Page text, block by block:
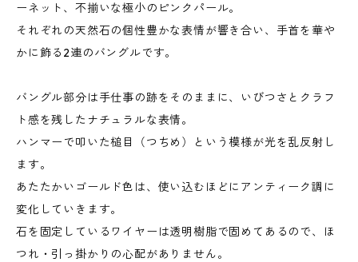
ーネット、不揃いな極小のピンクパール。
それぞれの天然石の個性豊かな表情が響き合い、手首を華や
かに飾る2連のバングルです。
バングル部分は手仕事の跡をそのままに、いびつさとクラフ
ト感を残したナチュラルな表情。
ハンマーで叩いた槌目（つちめ）という模様が光を乱反射し
ます。
あたたかいゴールド色は、使い込むほどにアンティーク調に
変化していきます。
石を固定しているワイヤーは透明樹脂で固めてあるので、ほ
つれ・引っ掛かりの心配がありません。